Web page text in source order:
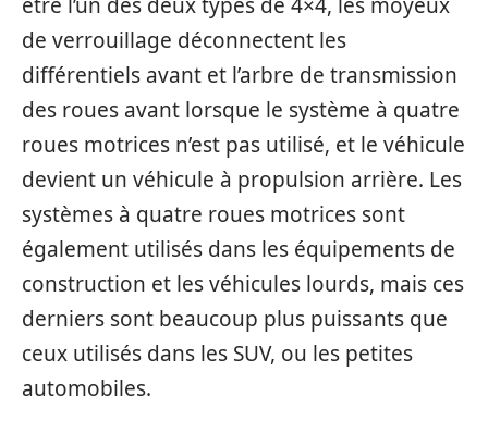
être l’un des deux types de 4×4, les moyeux
de verrouillage déconnectent les
différentiels avant et l’arbre de transmission
des roues avant lorsque le système à quatre
roues motrices n’est pas utilisé, et le véhicule
devient un véhicule à propulsion arrière. Les
systèmes à quatre roues motrices sont
également utilisés dans les équipements de
construction et les véhicules lourds, mais ces
derniers sont beaucoup plus puissants que
ceux utilisés dans les SUV, ou les petites
automobiles.